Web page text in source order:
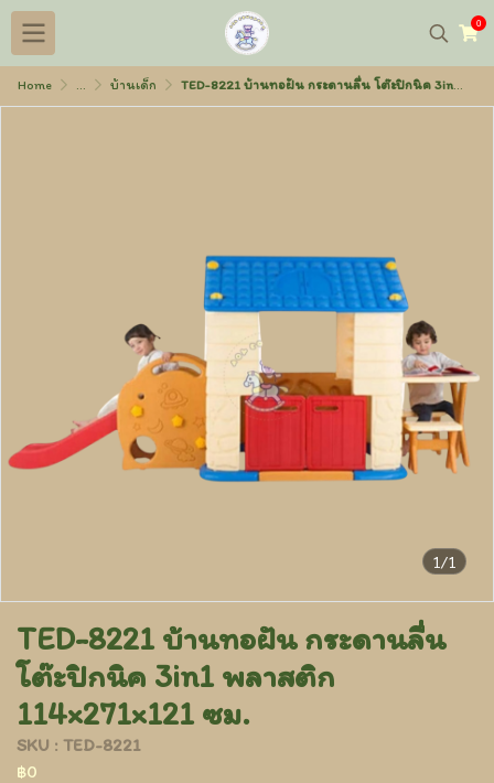
0
Home ... บ้านเด็ก TED-8221 บ้านทอฝัน กระดานลื่น โต๊ะปิกนิค 3in1 พลาสติก 114×271×121 ซม.
1/1
TED-8221 บ้านทอฝัน กระดานลื่น
โต๊ะปิกนิค 3in1 พลาสติก
114×271×121 ซม.
SKU : TED-8221
฿0